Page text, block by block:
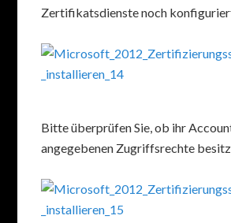
Zertifikatsdienste noch
Bitte überprüfen Sie, ob ihr
angegebenen Zugriffsrechte